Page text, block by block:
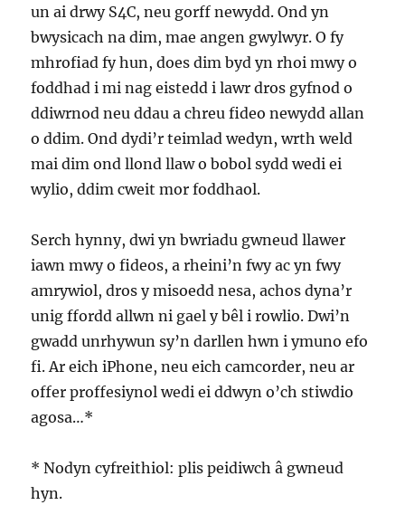
un ai drwy S4C, neu gorff newydd. Ond yn
bwysicach na dim, mae angen gwylwyr. O fy
mhrofiad fy hun, does dim byd yn rhoi mwy o
foddhad i mi nag eistedd i lawr dros gyfnod o
ddiwrnod neu ddau a chreu fideo newydd allan
o ddim. Ond dydi’r teimlad wedyn, wrth weld
mai dim ond llond llaw o bobol sydd wedi ei
wylio, ddim cweit mor foddhaol.
Serch hynny, dwi yn bwriadu gwneud llawer
iawn mwy o fideos, a rheini’n fwy ac yn fwy
amrywiol, dros y misoedd nesa, achos dyna’r
unig ffordd allwn ni gael y bêl i rowlio. Dwi’n
gwadd unrhywun sy’n darllen hwn i ymuno efo
fi. Ar eich iPhone, neu eich camcorder, neu ar
offer proffesiynol wedi ei ddwyn o’ch stiwdio
agosa…*
* Nodyn cyfreithiol: plis peidiwch â gwneud
hyn.